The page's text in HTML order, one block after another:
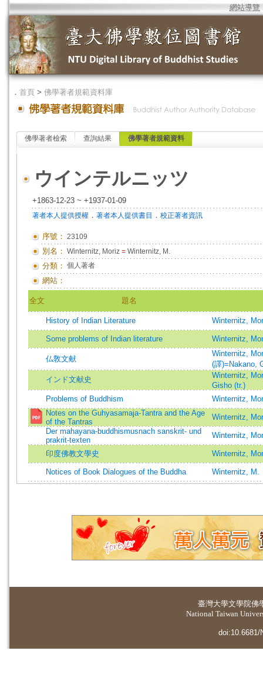
網站導覽
． 首頁 > 佛學著者規範資料庫
佛學著者檢索 查詢結果 佛學著者規範資料
ウインテルニッツ
+1863-12-23 ~ +1937-01-09
著者本人提供授權 ． 著者本人提供書目 ． 校正著者資訊
序號： 23109
別名： Winternitz, Moriz = Winternitz, M.
分類： 個人著者
網站：
全文 題名
History of Indian Literature Winternitz,
Some problems of Indian literature Winternitz,
仏敎文献
Winternitz,
(譯)=Nakano,
インド文献史
Winternitz,
Gisho (tr.)
Problems of Buddhism
Winternitz,
Notes on the Guhyasamaja-Tantra and the Age
of the Tantras
Winternitz,
Der mahayana-buddhismusnach sanskrit- und
prakrit-texten
Winternitz,
印度佛教文學史 Winternitz,
Notices of Book Dialogues of the Buddha Winternitz, M.
臺灣大學文學院佛
National Taiwan
doi:10.6681/